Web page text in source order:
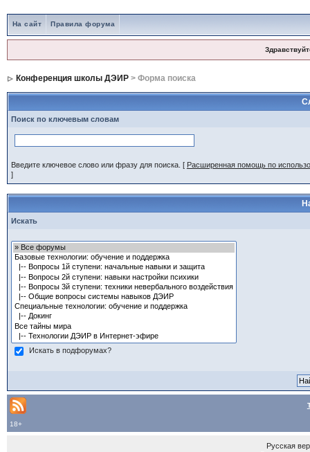
На сайт Правила форума
Конференция школы ДЭИР> Форма поиска
Поиск по ключевым словам
Введите ключевое слово или фразу для поиска. [ Расширенная помощь по
]
Искать
Искать в подфорумах?
18+
Русская